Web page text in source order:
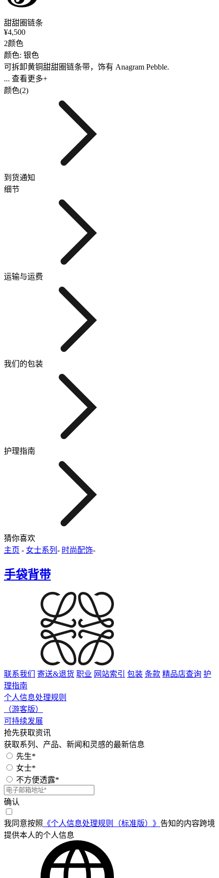
甜甜圈链条
¥4,500
2颜色
颜色: 银色
可拆卸黄铜甜甜圈链条带，饰有 Anagram Pebble.
... 查看更多+
颜色(2)
到货通知
细节
运输与运费
我们的包装
护理指南
猜你喜欢
主页 - 女士系列 - 时尚配饰-
手袋背带
联系我们 寄送&退货 职业 网站索引 包装 条款 精品店查询 护
理指南
个人信息处理规则
（游客版）
可持续发展
抢先获取资讯
获取系列、产品、新闻和灵感的最新信息
先生*
女士*
不方便透露*
确认
我同意按照 《个人信息处理规则（标准版）》 告知的内容跨境
提供本人的个人信息